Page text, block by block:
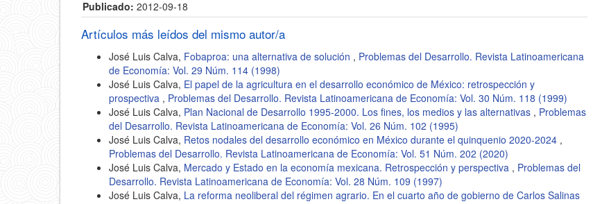
Publicado: 2012-09-18
Artículos más leídos del mismo autor/a
José Luis Calva, Fobaproa: una alternativa de solución , Problemas del Desarrollo. Revista Latinoamericana
de Economía: Vol. 29 Núm. 114 (1998)
José Luis Calva, El papel de la agricultura en el desarrollo económico de México: retrospección y
prospectiva , Problemas del Desarrollo. Revista Latinoamericana de Economía: Vol. 30 Núm. 118 (1999)
José Luis Calva, Plan Nacional de Desarrollo 1995-2000. Los fines, los medios y las alternativas , Problemas
del Desarrollo. Revista Latinoamericana de Economía: Vol. 26 Núm. 102 (1995)
José Luis Calva, Retos nodales del desarrollo económico en México durante el quinquenio 2020-2024 ,
Problemas del Desarrollo. Revista Latinoamericana de Economía: Vol. 51 Núm. 202 (2020)
José Luis Calva, Mercado y Estado en la economía mexicana. Retrospección y perspectiva , Problemas del
Desarrollo. Revista Latinoamericana de Economía: Vol. 28 Núm. 109 (1997)
José Luis Calva, La reforma neoliberal del régimen agrario. En el cuarto año de gobierno de Carlos Salinas